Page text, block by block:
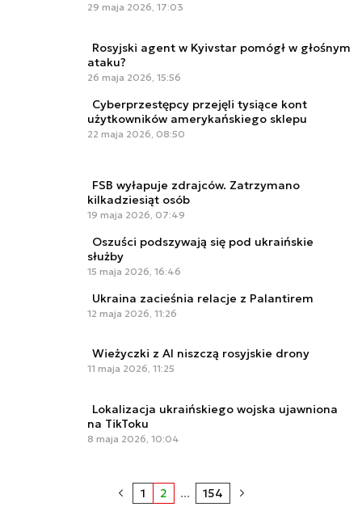
29 maja 2026, 17:03
Rosyjski agent w Kyivstar pomógł w głośnym
ataku?
26 maja 2026, 15:56
Cyberprzestępcy przejęli tysiące kont
użytkowników amerykańskiego sklepu
22 maja 2026, 08:50
FSB wyłapuje zdrajców. Zatrzymano
kilkadziesiąt osób
19 maja 2026, 07:49
Oszuści podszywają się pod ukraińskie
służby
15 maja 2026, 16:46
Ukraina zacieśnia relacje z Palantirem
12 maja 2026, 11:26
Wieżyczki z AI niszczą rosyjskie drony
11 maja 2026, 11:25
Lokalizacja ukraińskiego wojska ujawniona
na TikToku
8 maja 2026, 10:04
1 2 ... 154